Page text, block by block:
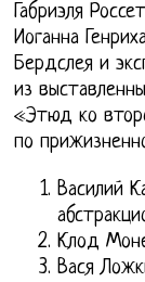
Габриэля
Иоганна
Бердслея и
из
«Этюд ко
по
Василий
Клод
Вася